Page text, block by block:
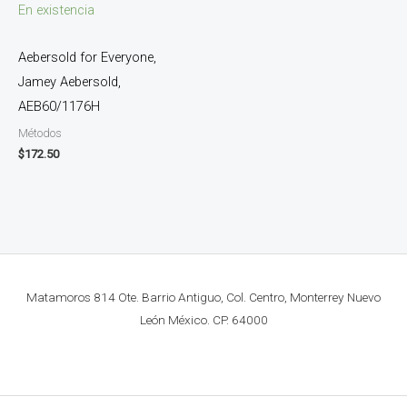
En existencia
Aebersold for Everyone,
Jamey Aebersold,
AEB60/1176H
Métodos
$172.50
Matamoros 814 Ote. Barrio Antiguo, Col. Centro, Monterrey Nuevo
León México. CP. 64000